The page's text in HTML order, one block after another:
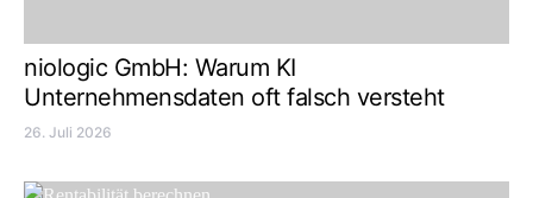
niologic GmbH: Warum KI
Unternehmensdaten oft falsch versteht
26. Juli 2026